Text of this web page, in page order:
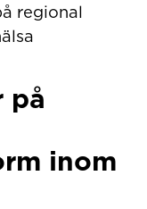
regional
på
inom